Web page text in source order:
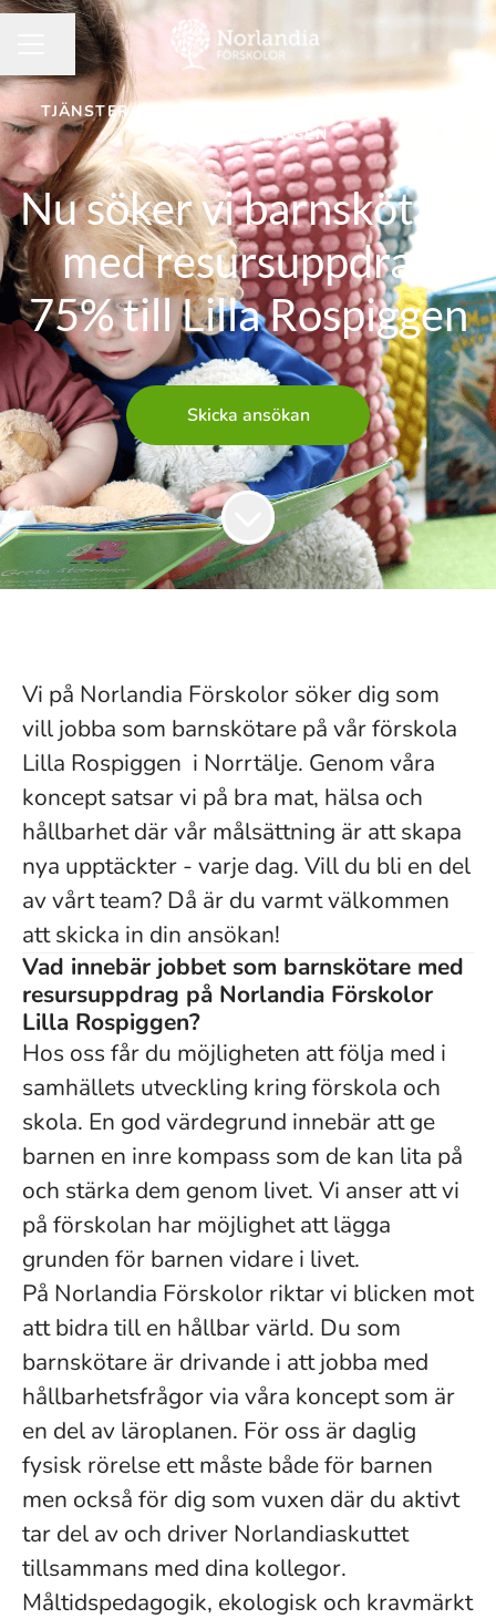
KARRIÄRMENY
Dela sidan
TJÄNSTER INOM FÖRSKOLA
NORRTÄLJE, FSK
LILLA ROSPIGGEN
Nu söker vi barnskötare
med resursuppdrag
75% till Lilla Rospiggen
Skicka ansökan
Vi på Norlandia Förskolor söker dig som
vill jobba som barnskötare på vår förskola
Lilla Rospiggen i Norrtälje. Genom våra
koncept satsar vi på bra mat, hälsa och
hållbarhet där vår målsättning är att skapa
nya upptäckter - varje dag. Vill du bli en del
av vårt team? Då är du varmt välkommen
att skicka in din ansökan!
Vad innebär jobbet som barnskötare med
resursuppdrag på Norlandia Förskolor
Lilla Rospiggen?
Hos oss får du möjligheten att följa med i
samhällets utveckling kring förskola och
skola. En god värdegrund innebär att ge
barnen en inre kompass som de kan lita på
och stärka dem genom livet. Vi anser att vi
på förskolan har möjlighet att lägga
grunden för barnen vidare i livet.
På Norlandia Förskolor riktar vi blicken mot
att bidra till en hållbar värld. Du som
barnskötare är drivande i att jobba med
hållbarhetsfrågor via våra koncept som är
en del av läroplanen. För oss är daglig
fysisk rörelse ett måste både för barnen
men också för dig som vuxen där du aktivt
tar del av och driver Norlandiaskuttet
tillsammans med dina kollegor.
Måltidspedagogik, ekologisk och kravmärkt